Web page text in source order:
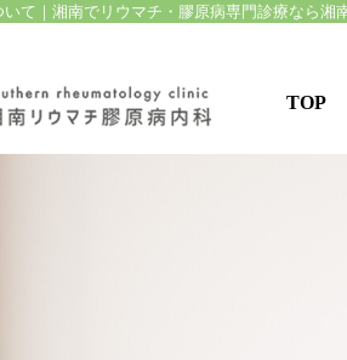
て｜湘南でリウマチ・膠原病専門診療なら湘
TOP